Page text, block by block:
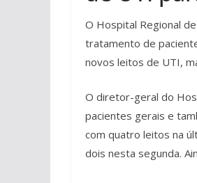
O Hospital Regional
tratamento de
novos leitos de UTI,
O diretor-geral do
pacientes gerais e
com quatro leitos na
dois nesta segunda.